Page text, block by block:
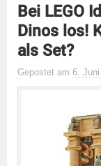
Bei LEGO
Dinos los!
als Set?
Gepostet am 6.